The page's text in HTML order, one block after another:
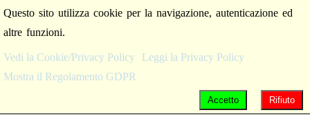
Questo sito utilizza cookie per la navigazione, autenticazione ed
altre funzioni.
Vedi la Cookie/Privacy Policy
Leggi la Privacy Policy
Mostra il Regolamento GDPR
Rifiuto
Accetto